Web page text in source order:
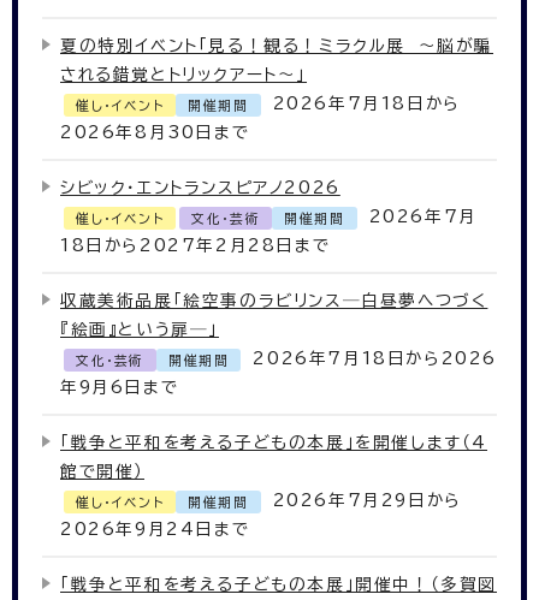
夏の特別イベント「見る！観る！ミラクル展 ～脳が騙
される錯覚とトリックアート～」
催し・イベント 開催期間
2026年7月18日から
2026年8月30日まで
シビック・エントランスピアノ2026
催し・イベント 文化・芸術 開催期間
2026年7月
18日から2027年2月28日まで
収蔵美術品展「絵空事のラビリンス─白昼夢へつづく
『絵画』という扉─」
文化・芸術 開催期間
2026年7月18日から2026
年9月6日まで
「戦争と平和を考える子どもの本展」を開催します（4
館で開催）
催し・イベント 開催期間
2026年7月29日から
2026年9月24日まで
「戦争と平和を考える子どもの本展」開催中！（多賀図